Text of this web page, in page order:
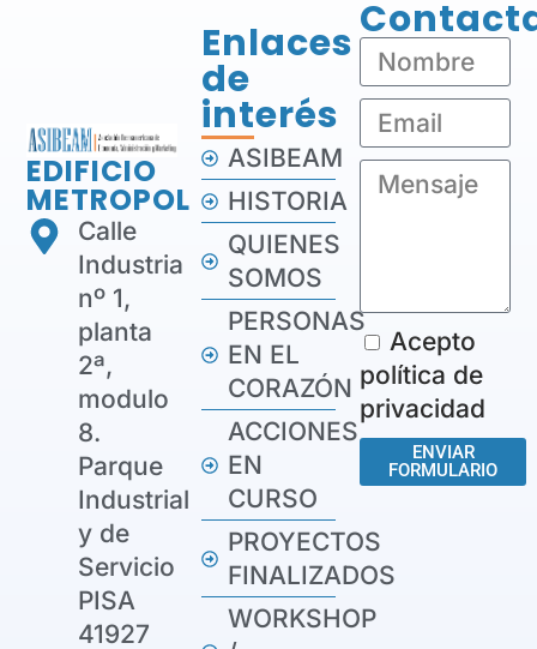
EDIFICIO
METROPOL
Calle
Industria
nº 1,
planta
2ª,
modulo
8.
Parque
Industrial
y de
Servicio
PISA
41927
Enlaces
de
interés
ASIBEAM
HISTORIA
QUIENES
SOMOS
PERSONAS
EN EL
CORAZÓN
ACCIONES
EN
CURSO
PROYECTOS
FINALIZADOS
WORKSHOP
Acepto
política de
privacidad
ENVIAR
FORMULARIO